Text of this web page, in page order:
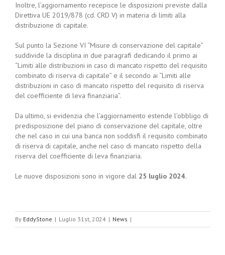
Inoltre, l’aggiornamento recepisce le disposizioni previste dalla
Direttiva UE 2019/878 (cd. CRD V) in materia di limiti alla
distribuzione di capitale.
Sul punto la Sezione VI “Misure di conservazione del capitale”
suddivide la disciplina in due paragrafi dedicando il primo ai
“Limiti alle distribuzioni in caso di mancato rispetto del requisito
combinato di riserva di capitale” e il secondo ai “Limiti alle
distribuzioni in caso di mancato rispetto del requisito di riserva
del coefficiente di leva finanziaria”.
Da ultimo, si evidenzia che l’aggiornamento estende l’obbligo di
predisposizione del piano di conservazione del capitale, oltre
che nel caso in cui una banca non soddisfi il requisito combinato
di riserva di capitale, anche nel caso di mancato rispetto della
riserva del coefficiente di leva finanziaria.
Le nuove disposizioni sono in vigore dal 25 luglio 2024.
By EddyStone | Luglio 31st, 2024 | News |